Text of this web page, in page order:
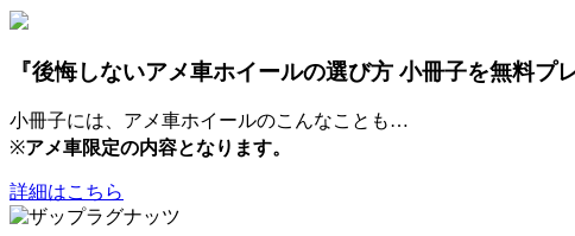
『後悔しないアメ車ホイールの選び方 小冊子を無料プ
小冊子には、アメ車ホイールのこんなことも…
※アメ車限定の内容となります。
詳細はこちら